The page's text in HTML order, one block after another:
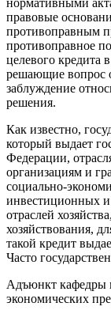
нормативными
правовые
противоправным
противоправное
целевого кредита
решающие вопрос
заблуждение
решения.
Как известно,
который выдает
Федерации,
организациям и
социально-
инвестиционных и
отраслей
хозяйствования,
такой кредит
Часто
Адъюнкт кафедры
экономических